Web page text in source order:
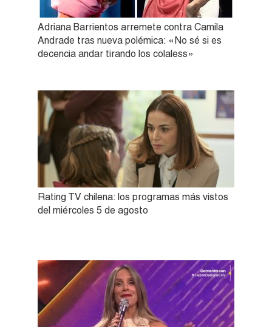
Adriana Barrientos arremete contra Camila
Andrade tras nueva polémica: «No sé si es
decencia andar tirando los colaless»
Rating TV chilena: los programas más vistos
del miércoles 5 de agosto